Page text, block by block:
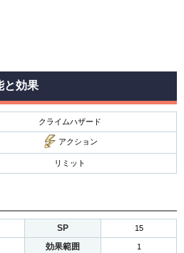
と効果
クライムハザード
アクション
リミット
SP 15
効果範囲 1